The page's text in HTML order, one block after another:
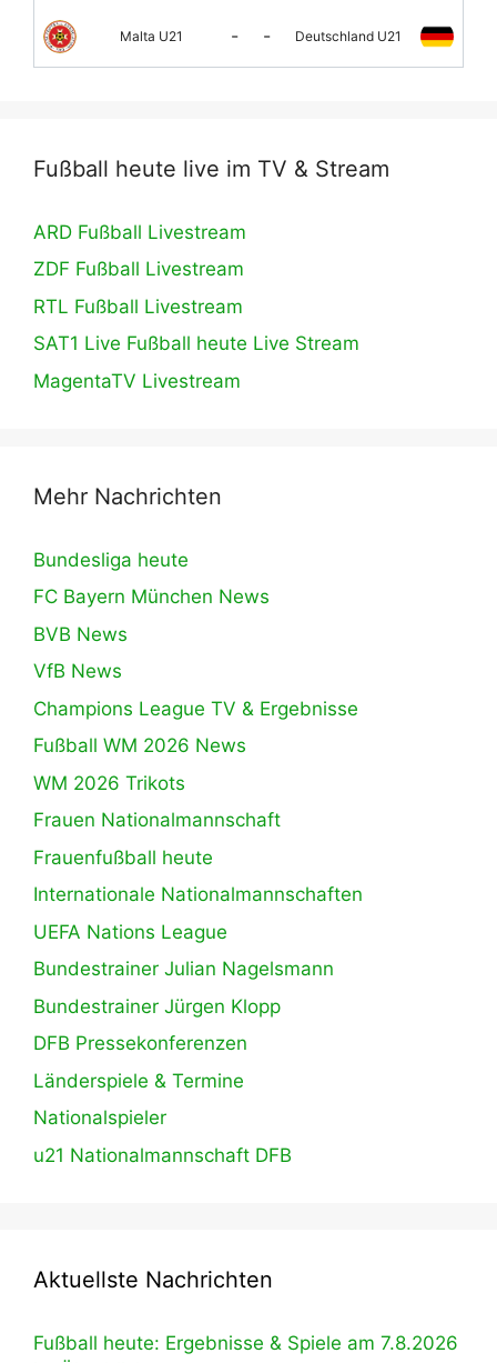
Malta U21 - - Deutschland U21
Fußball heute live im TV & Stream
ARD Fußball Livestream
ZDF Fußball Livestream
RTL Fußball Livestream
SAT1 Live Fußball heute Live Stream
MagentaTV Livestream
Mehr Nachrichten
Bundesliga heute
FC Bayern München News
BVB News
VfB News
Champions League TV & Ergebnisse
Fußball WM 2026 News
WM 2026 Trikots
Frauen Nationalmannschaft
Frauenfußball heute
Internationale Nationalmannschaften
UEFA Nations League
Bundestrainer Julian Nagelsmann
Bundestrainer Jürgen Klopp
DFB Pressekonferenzen
Länderspiele & Termine
Nationalspieler
u21 Nationalmannschaft DFB
Aktuellste Nachrichten
Fußball heute: Ergebnisse & Spiele am 7.8.2026